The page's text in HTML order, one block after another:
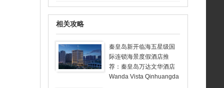
相关攻略
秦皇岛新开临海五星级国
际连锁海景度假酒店推
荐：秦皇岛万达文华酒店
Wanda Vista Qinhuangda